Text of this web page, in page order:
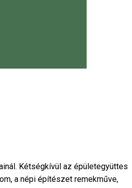
Kétségkívül az épületegyüttes
a népi építészet remekműve,